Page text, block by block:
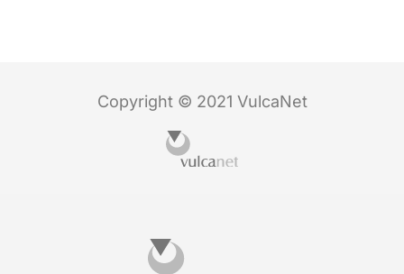
Copyright © 2021 VulcaNet